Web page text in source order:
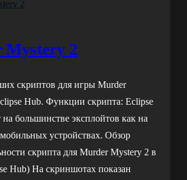
2
скриптов для игры Murder
Hub. Функции скрипта: Eclipse
на большинстве эксплойтов как на
устройствах. Обзор
скрипта для Murder Mystery 2 в
Hub) На скриншотах показан